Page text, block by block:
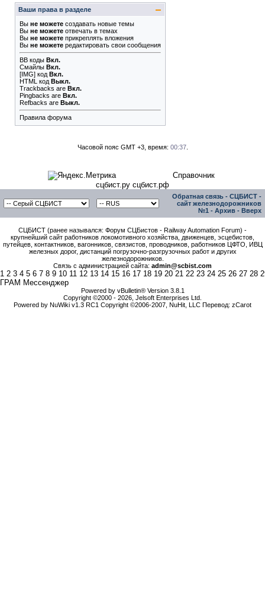
Ваши права в разделе
Вы не можете создавать новые темы
Вы не можете отвечать в темах
Вы не можете прикреплять вложения
Вы не можете редактировать свои сообщения
BB коды Вкл.
Смайлы Вкл.
[IMG] код Вкл.
HTML код Выкл.
Trackbacks are Вкл.
Pingbacks are Вкл.
Refbacks are Выкл.
Правила форума
Часовой пояс GMT +3, время: 00:37.
Справочник
сцбист.ру сцбист.рф
Обратная связь - СЦБИСТ -
сайт железнодорожников
№1 - Архив - Вверх
СЦБИСТ (ранее назывался: Форум СЦБистов - Railway Automation Forum) -
крупнейший сайт работников локомотивного хозяйства, движенцев, эсцебистов,
путейцев, контактников, вагонников, связистов, проводников, работников ЦФТО, ИВЦ
железных дорог, дистанций погрузочно-разгрузочных работ и других
железнодорожников.
Связь с администрацией сайта: admin@scbist.com
1 2 3 4 5 6 7 8 9 10 11 12 13 14 15 16 17 18 19 20 21 22 23 24 25 26 27 28
ГРАМ Мессенджер
Powered by vBulletin® Version 3.8.1
Copyright ©2000 - 2026, Jelsoft Enterprises Ltd.
Powered by NuWiki v1.3 RC1 Copyright ©2006-2007, NuHit, LLC Перевод: zCarot